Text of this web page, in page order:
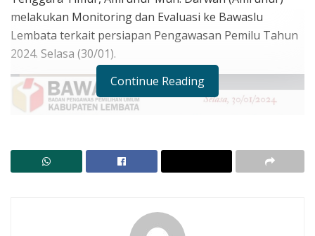
melakukan Monitoring dan Evaluasi ke Bawaslu
Lembata terkait persiapan Pengawasan Pemilu Tahun
2024. Selasa (30/01).
Continue Reading